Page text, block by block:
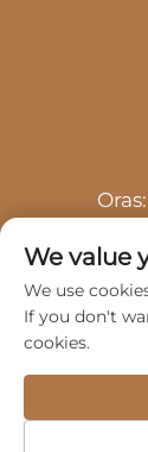
Mga
We value
We use
If you don't
cookies.